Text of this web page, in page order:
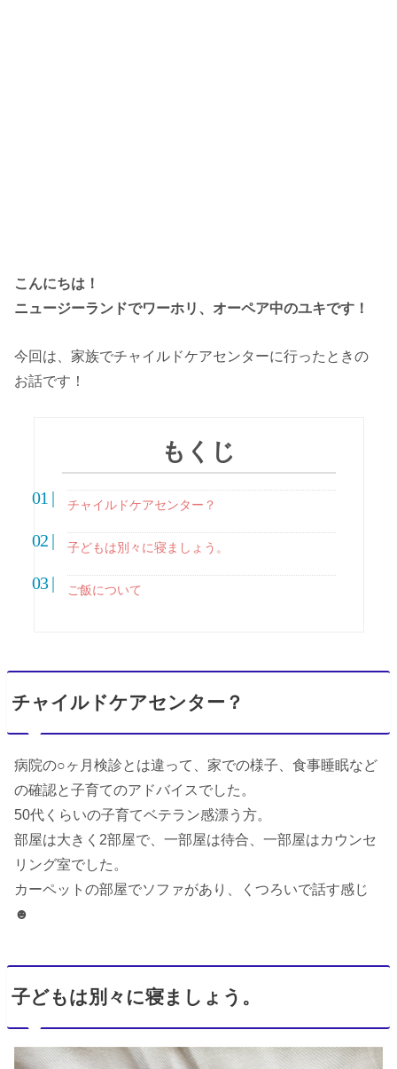
こんにちは！
ニュージーランドでワーホリ、オーペア中のユキです！
今回は、家族でチャイルドケアセンターに行ったときの
お話です！
もくじ
チャイルドケアセンター？
子どもは別々に寝ましょう。
ご飯について
チャイルドケアセンター？
病院の○ヶ月検診とは違って、家での様子、食事睡眠など
の確認と子育てのアドバイスでした。
50代くらいの子育てベテラン感漂う方。
部屋は大きく2部屋で、一部屋は待合、一部屋はカウンセ
リング室でした。
カーペットの部屋でソファがあり、くつろいで話す感じ
☻
子どもは別々に寝ましょう。